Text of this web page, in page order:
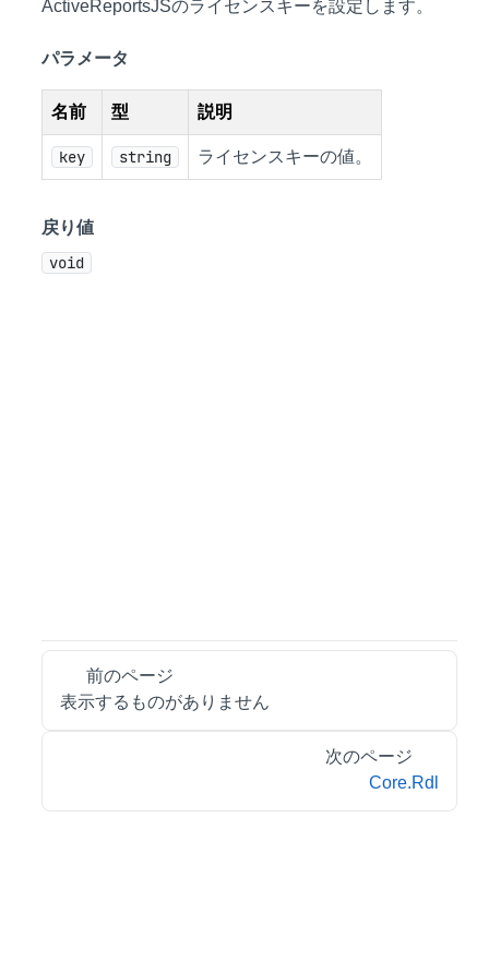
ActiveReportsJSのライセンスキーを設定します。
パラメータ
名前 型 説明
key string ライセンスキーの値。
戻り値
void
前のページ
表示するものがありません
次のページ
Core.Rdl